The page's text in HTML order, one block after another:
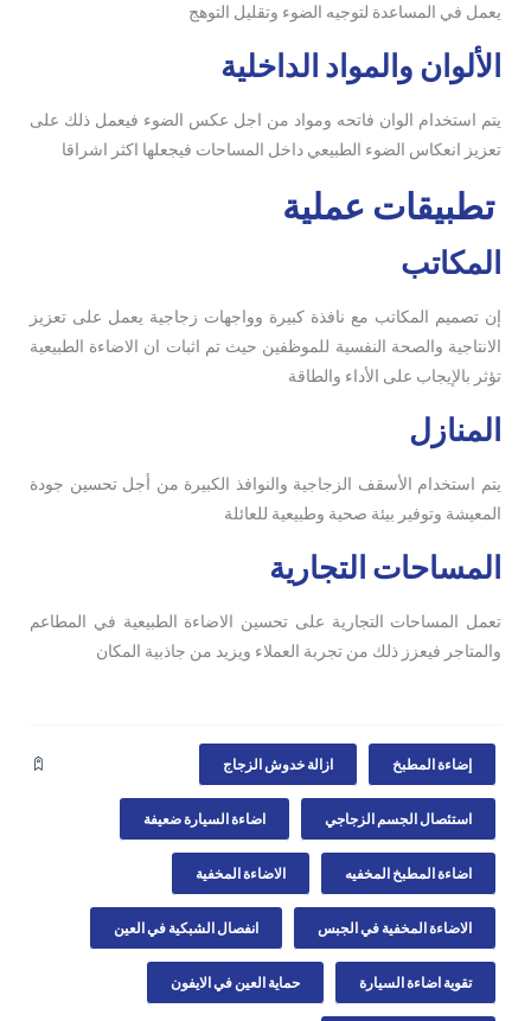
يعمل في المساعدة لتوجيه الضوء وتقليل التوهج
الألوان والمواد الداخلية
يتم استخدام الوان فاتحه ومواد من اجل عكس الضوء فيعمل ذلك على
تعزيز انعكاس الضوء الطبيعي داخل المساحات فيجعلها اكثر اشراقا
تطبيقات عملية
المكاتب
إن تصميم المكاتب مع نافذة كبيرة وواجهات زجاجية يعمل على تعزيز
الانتاجية والصحة النفسية للموظفين حيث تم اثبات ان الاضاءة الطبيعية
تؤثر بالإيجاب على الأداء والطاقة
المنازل
يتم استخدام الأسقف الزجاجية والنوافذ الكبيرة من أجل تحسين جودة
المعيشة وتوفير بيئة صحية وطبيعية للعائلة
المساحات التجارية
تعمل المساحات التجارية على تحسين الاضاءة الطبيعية في المطاعم
والمتاجر فيعزز ذلك من تجربة العملاء ويزيد من جاذبية المكان
إضاءة المطبخ ازالة خدوش الزجاج
استئصال الجسم الزجاجي اضاءة السيارة ضعيفة
اضاءة المطبخ المخفيه الاضاءة المخفية
الاضاءة المخفية في الجبس انفصال الشبكية في العين
تقوية اضاءة السيارة حماية العين في الايفون